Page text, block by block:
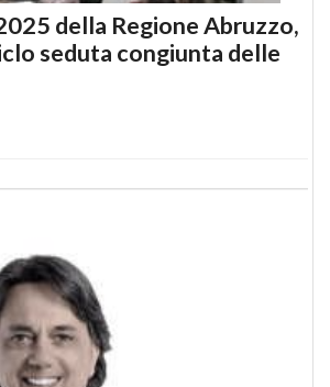
della Regione Abruzzo,
seduta congiunta delle